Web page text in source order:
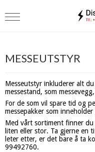
MESSEUTSTYR
Messeutstyr inkluderer alt
messestand, som
For de som vil spare tid og
messepakker som
Med vårt sortiment finner
liten eller stor. Ta gjerne en
leter etter, er det bare å ta
99492760.